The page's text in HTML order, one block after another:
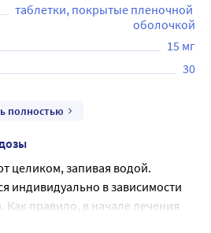
таблетки, покрытые пленочной
оболочкой
15 мг
30
полностью
целиком, запивая водой.
индивидуально в зависимости
Как правило, в начале лечения